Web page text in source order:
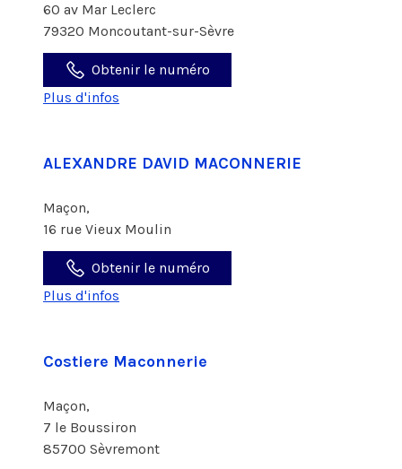
60 av Mar Leclerc
79320 Moncoutant-sur-Sèvre
Obtenir le numéro
Plus d'infos
ALEXANDRE DAVID MACONNERIE
Maçon,
16 rue Vieux Moulin
Obtenir le numéro
Plus d'infos
Costiere Maconnerie
Maçon,
7 le Boussiron
85700 Sèvremont